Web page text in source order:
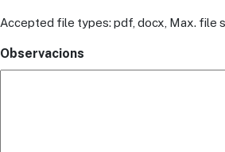
Accepted file types: pdf, docx, Max. file
Observacions